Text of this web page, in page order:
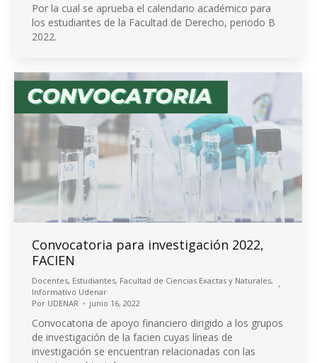
Por la cual se aprueba el calendario académico para
los estudiantes de la Facultad de Derecho, periodo B
2022.
Convocatoria para investigación 2022,
FACIEN
Docentes, Estudiantes, Facultad de Ciencias Exactas y Naturales,
Informativo Udenar
Por UDENAR junio 16, 2022
Convocatoria de apoyo financiero dirigido a los grupos
de investigación de la facien cuyas líneas de
investigación se encuentran relacionadas con las